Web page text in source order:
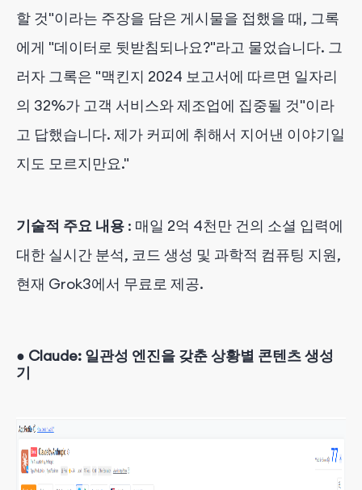
할 것"이라는 주장을 담은 게시물을 접했을 때, 그록
에게 "데이터로 뒷받침되나요?"라고 물었습니다. 그
러자 그록은 "맥킨지 2024 보고서에 따르면 일자리
의 32%가 고객 서비스와 제조업에 집중될 것"이라
고 답했습니다. 제가 커피에 취해서 지어낸 이야기일
지도 모르지만요."
기술적 주요 내용 : 매일 2억 4천만 건의 소셜 입력에
대한 실시간 분석, 코드 생성 및 과학적 컴퓨팅 지원,
현재 Grok3에서 무료로 제공.
● Claude: 일관성 엔진을 갖춘 상황별 콘텐츠 생성
기